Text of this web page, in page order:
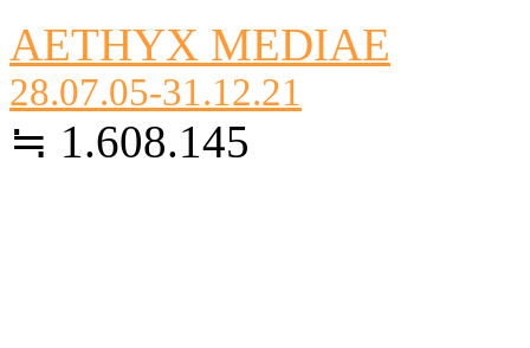
AETHYX MEDIAE
28.07.05-31.12.21
≒ 1.608.145